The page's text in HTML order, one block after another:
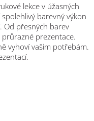
lekce v úžasných
barevný výkon
Od přesných barev
průrazné prezentace.
vyhoví vašim potřebám.